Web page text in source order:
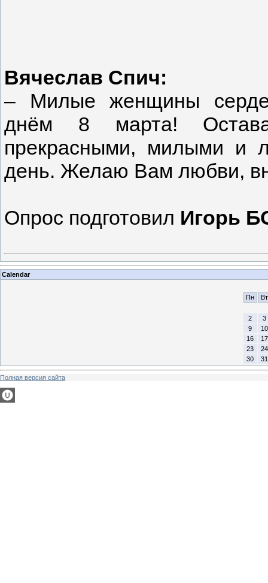
Вячеслав Спич:
– Милые женщины
днём 8 марта!
прекрасными, милыми и
день. Желаю Вам любви,
Опрос подготовил Игорь
Calendar
Пн Вт
2
3
9
10
16
17
23
24
30
31
Полная версия сайта